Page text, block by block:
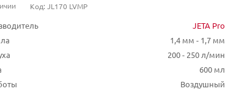
Код: JL170 LVMP
JETA Pro
1,4 мм - 1,7 мм
200 - 250 л/мин
600 мл
Воздушный